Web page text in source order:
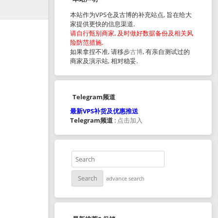
本站作为VPS仓及古博的补充站点, 旨在给大
家提供更快的信息渠道.
请自行甄别商家, 及时做好数据备份及相关风
险防范措施.
如果拿捏不准, 请移步古博, 有亲自测试过的
商家及演示站, 相对稳妥.
Telegram频道
最新VPS补货及优惠推送
Telegram频道 : 点击加入
advance search